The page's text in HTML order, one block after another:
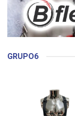
GRUPO6